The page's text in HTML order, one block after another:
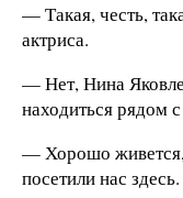
— Такая, честь,
актриса.
— Нет, Нина
находиться рядом
— Хорошо живется,
посетили нас здесь.